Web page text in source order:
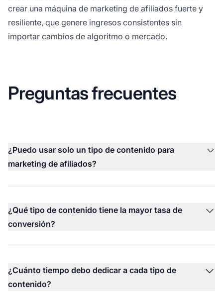
crear una máquina de marketing de afiliados fuerte y
resiliente, que genere ingresos consistentes sin
importar cambios de algoritmo o mercado.
Preguntas frecuentes
¿Puedo usar solo un tipo de contenido para
marketing de afiliados?
¿Qué tipo de contenido tiene la mayor tasa de
conversión?
¿Cuánto tiempo debo dedicar a cada tipo de
contenido?